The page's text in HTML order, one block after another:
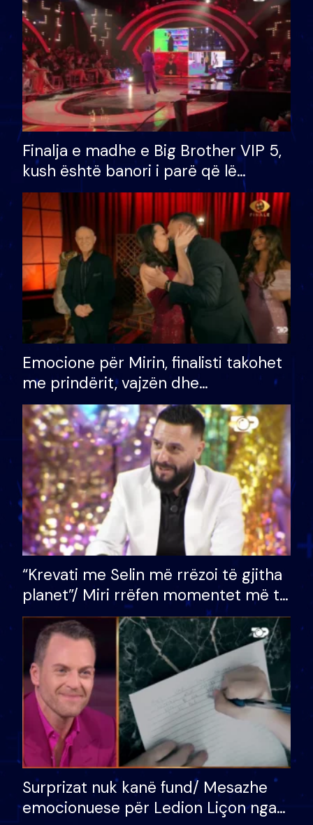
Finalja e madhe e Big Brother VIP 5,
kush është banori i parë që lë
shtëpinë dhe humb mundësinë për
të fituar çmimin e madh
Emocione për Mirin, finalisti takohet
me prindërit, vajzën dhe
bashkëshorten: S’kemi ndonjë letër
divorci apo jo?
“Krevati me Selin më rrëzoi të gjitha
planet”/ Miri rrëfen momentet më të
bukura në shtëpinë e BB VIP: Do më
mungojë zilja e mëngjesit kur…
Surprizat nuk kanë fund/ Mesazhe
emocionuese për Ledion Liçon nga